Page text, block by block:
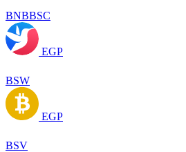
BNBBSC
EGP
BSW
EGP
BSV